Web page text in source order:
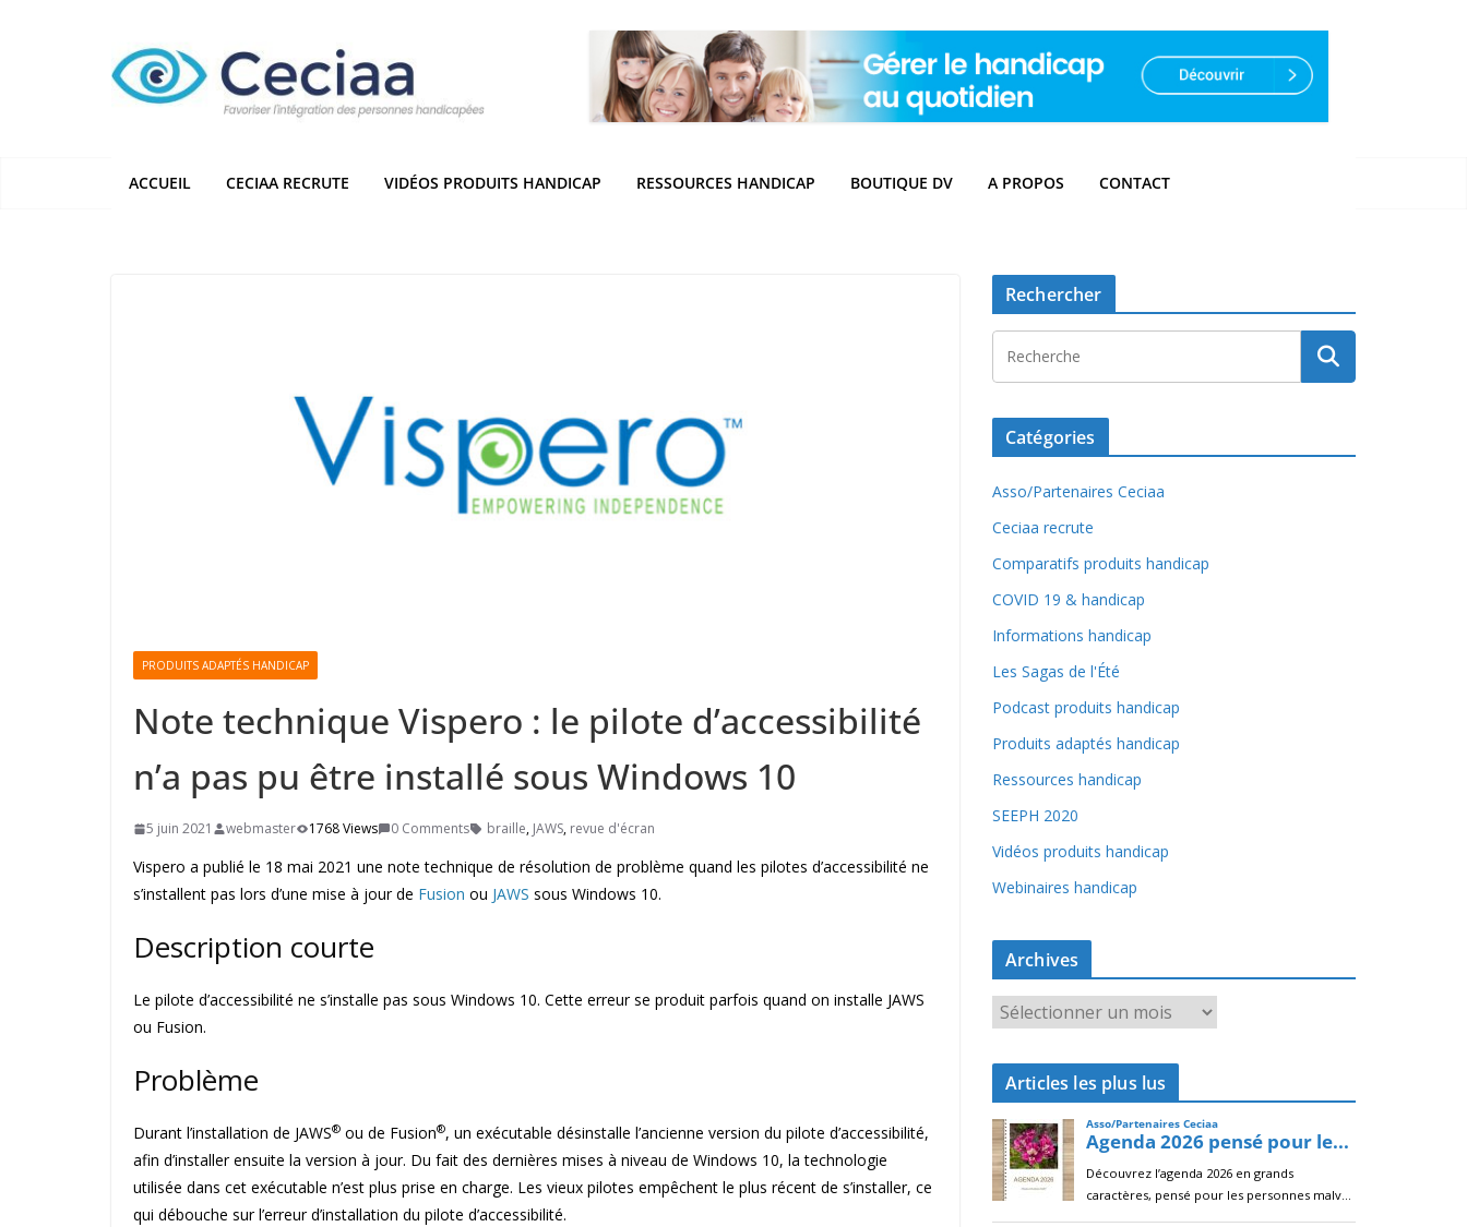
ACCUEIL CECIAA RECRUTE VIDÉOS PRODUITS HANDICAP RESSOURCES HANDICAP BOUTIQUE DV A PROPOS CONTACT
PRODUITS ADAPTÉS HANDICAP
Note technique Vispero : le pilote d’accessibilité
n’a pas pu être installé sous Windows 10
5 juin 2021 webmaster 1768 Views 0 Comments braille, JAWS, revue d'écran
Vispero a publié le 18 mai 2021 une note technique de résolution de problème quand les pilotes d’accessibilité ne
s’installent pas lors d’une mise à jour de Fusion ou JAWS sous Windows 10.
Description courte
Le pilote d’accessibilité ne s’installe pas sous Windows 10. Cette erreur se produit parfois quand on installe JAWS
ou Fusion.
Problème
Durant l’installation de JAWS® ou de Fusion®, un exécutable désinstalle l’ancienne version du pilote d’accessibilité,
afin d’installer ensuite la version à jour. Du fait des dernières mises à niveau de Windows 10, la technologie
utilisée dans cet exécutable n’est plus prise en charge. Les vieux pilotes empêchent le plus récent de s’installer, ce
qui débouche sur l’erreur d’installation du pilote d’accessibilité.
Rechercher
Catégories
Asso/Partenaires Ceciaa
Ceciaa recrute
Comparatifs produits handicap
COVID 19 & handicap
Informations handicap
Les Sagas de l'Été
Podcast produits handicap
Produits adaptés handicap
Ressources handicap
SEEPH 2020
Vidéos produits handicap
Webinaires handicap
Archives
r
c
i
v
e
s
Articles les plus lus